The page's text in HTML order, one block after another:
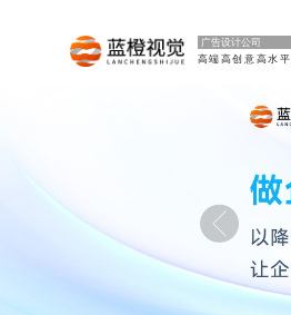
广告设计公司
高端高创意高水平